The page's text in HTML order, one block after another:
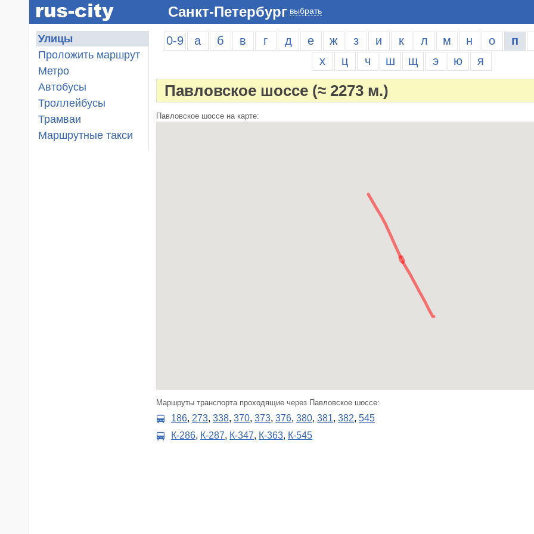
Санкт-Петербург выбрать
Улицы
Проложить маршрут
Метро
Автобусы
Троллейбусы
Трамваи
Маршрутные такси
0-9 а б в г д е ж з и к л м н о п
х
ц ч ш щ э ю я
Павловское шоссе (≈ 2273 м.)
Павловское шоссе на карте:
Маршруты транспорта проходящие через Павловское шоссе:
186, 273,338,370,373,376,380,381,382,545
К-286, К-287, К-347, К-363, К-545